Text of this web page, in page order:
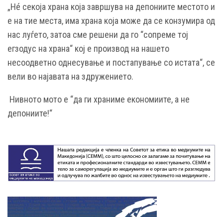
„Нé секоја храна која завршува на депониите местото и
е на тие места, има храна која може да се конзумира од
нас луѓето, затоа сме решени да го “сопреме тој
егзодус на храна“ кој е производ на нашето
несоодветно однесување и постапување со истата“, се
вели во најавата на здружението.
Нивното мото е “да ги храниме економиите, а не
депониите!“